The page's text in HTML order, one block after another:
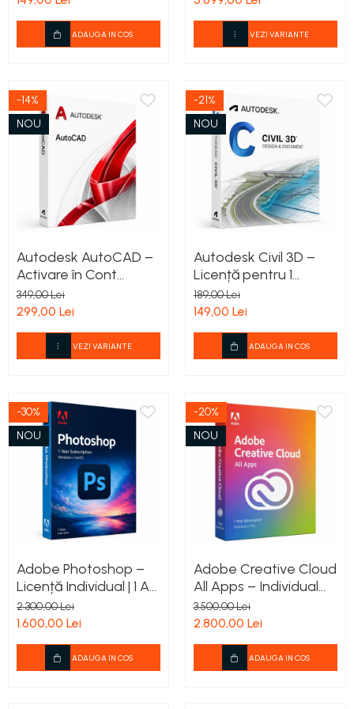
ADAUGA IN COS VEZI VARIANTE
-14%
NOU
Autodesk AutoCAD –
Activare în Cont
349,00 Lei
299,00 Lei
VEZI VARIANTE
-21%
NOU
Autodesk Civil 3D –
Licență pentru 1
Utilizator –
Valabilitate 1 an
189,00 Lei
149,00 Lei
ADAUGA IN COS
-30%
NOU
Adobe Photoshop –
Licență Individual | 1 An
pentru Windows și
Mac
2.300,00 Lei
1.600,00 Lei
ADAUGA IN COS
-20%
NOU
Adobe Creative Cloud
All Apps – Individual
|Licență 1 An pentru
Windows și Mac
3.500,00 Lei
2.800,00 Lei
ADAUGA IN COS